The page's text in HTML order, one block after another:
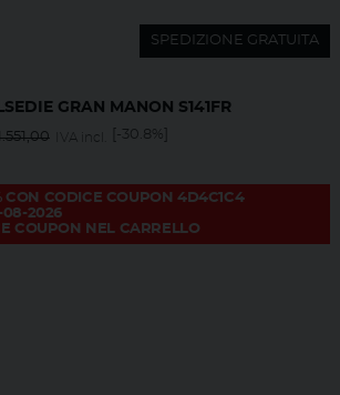
SPEDIZIONE GRATUITA
GRAN MANON S141FR
IVA incl. [-30.8%]
CON CODICE COUPON 4D4C1C4
08-2026
COUPON NEL CARRELLO